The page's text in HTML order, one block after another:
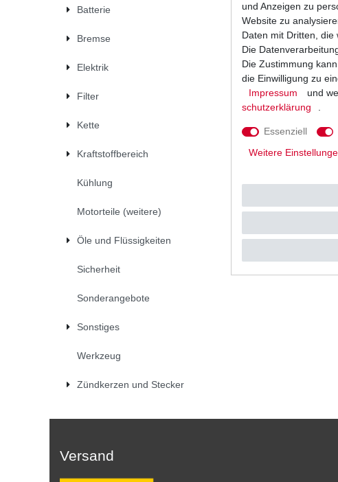
Batterie
Bremse
Elektrik
Filter
Kette
Kraftstoffbereich
Kühlung
Motorteile (weitere)
Öle und Flüssigkeiten
Sicherheit
Sonderangebote
Sonstiges
Werkzeug
Zündkerzen und Stecker
Luftfilter Hiflo
UVP 19,56 €
*inkl. ges. MwSt.
Versand
und Anzeigen zu
Website zu
Daten mit Dritten, die
Die
Die Zustimmung
die Einwilligung zu
Impressum
und
schutz­erklärung
Essenziell
Weitere